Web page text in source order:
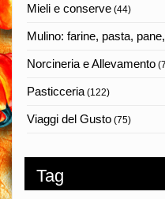
Mieli e conserve (44)
Mulino: farine, pasta,
Norcineria e Allevamento
Pasticceria(122)
Viaggi del Gusto (75)
Tag